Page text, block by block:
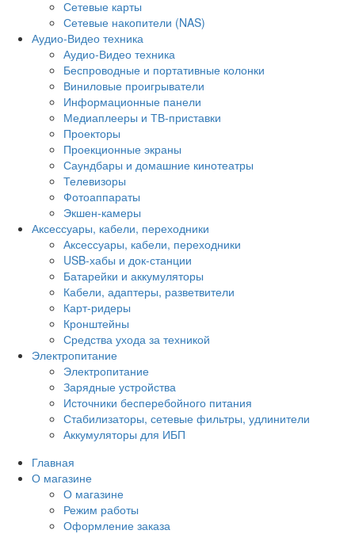
Сетевые карты
Сетевые накопители (NAS)
Аудио-Видео техника
Аудио-Видео техника
Беспроводные и портативные колонки
Виниловые проигрыватели
Информационные панели
Медиаплееры и ТВ-приставки
Проекторы
Проекционные экраны
Саундбары и домашние кинотеатры
Телевизоры
Фотоаппараты
Экшен-камеры
Аксессуары, кабели, переходники
Аксессуары, кабели, переходники
USB-хабы и док-станции
Батарейки и аккумуляторы
Кабели, адаптеры, разветвители
Карт-ридеры
Кронштейны
Средства ухода за техникой
Электропитание
Электропитание
Зарядные устройства
Источники бесперебойного питания
Стабилизаторы, сетевые фильтры, удлинители
Аккумуляторы для ИБП
Главная
О магазине
О магазине
Режим работы
Оформление заказа